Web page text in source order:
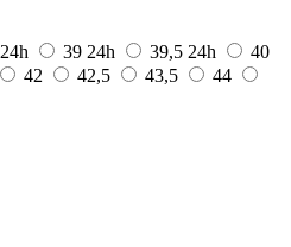
24h 39 24h 39,5 24h
40
42 42,5 43,5
44